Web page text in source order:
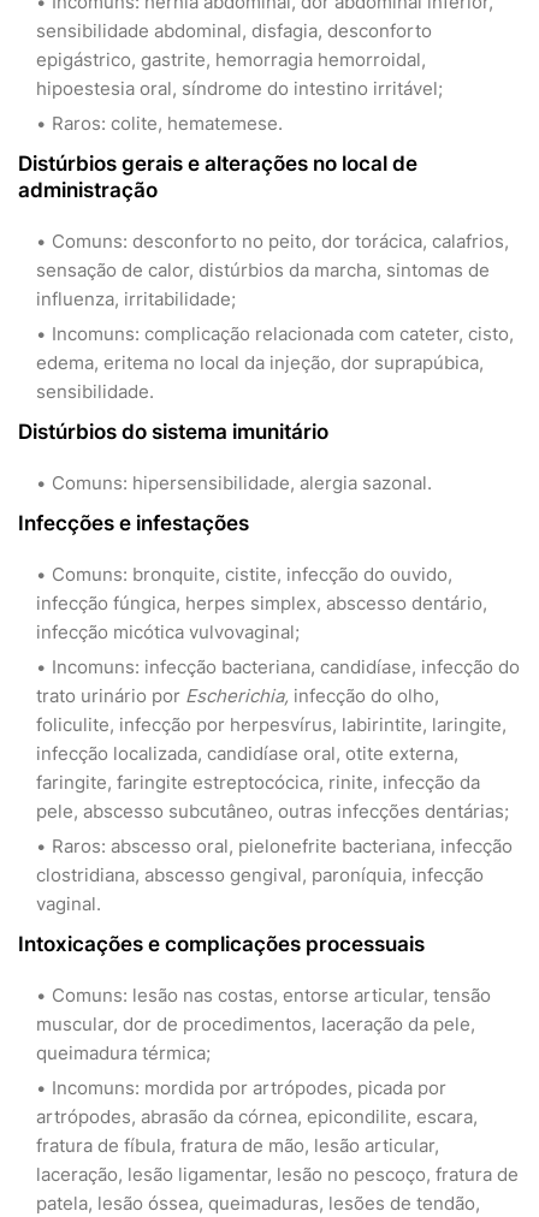
sensibilidade abdominal, disfagia, desconforto
epigástrico, gastrite, hemorragia hemorroidal,
hipoestesia oral, síndrome do intestino irritável;
Raros: colite, hematemese.
Distúrbios gerais e alterações no local de
administração
Comuns: desconforto no peito, dor torácica, calafrios,
sensação de calor, distúrbios da marcha, sintomas de
influenza, irritabilidade;
Incomuns: complicação relacionada com cateter, cisto,
edema, eritema no local da injeção, dor suprapúbica,
sensibilidade.
Distúrbios do sistema imunitário
Comuns: hipersensibilidade, alergia sazonal.
Infecções e infestações
Comuns: bronquite, cistite, infecção do ouvido,
infecção fúngica, herpes simplex, abscesso dentário,
infecção micótica vulvovaginal;
Incomuns: infecção bacteriana, candidíase, infecção do
trato urinário por Escherichia, infecção do olho,
foliculite, infecção por herpesvírus, labirintite, laringite,
infecção localizada, candidíase oral, otite externa,
faringite, faringite estreptocócica, rinite, infecção da
pele, abscesso subcutâneo, outras infecções dentárias;
Raros: abscesso oral, pielonefrite bacteriana, infecção
clostridiana, abscesso gengival, paroníquia, infecção
vaginal.
Intoxicações e complicações processuais
Comuns: lesão nas costas, entorse articular, tensão
muscular, dor de procedimentos, laceração da pele,
queimadura térmica;
Incomuns: mordida por artrópodes, picada por
artrópodes, abrasão da córnea, epicondilite, escara,
fratura de fíbula, fratura de mão, lesão articular,
laceração, lesão ligamentar, lesão no pescoço, fratura de
patela, lesão óssea, queimaduras, lesões de tendão,